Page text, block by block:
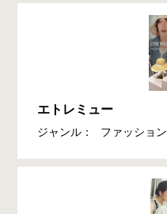
エトレミュー
ジャンル： ファッション